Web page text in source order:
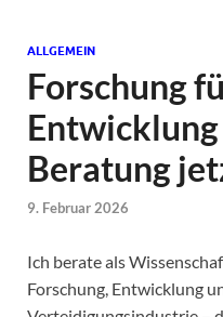
ALLGEMEIN
Forschung
Beratung
9. Februar 2026
Ich berate als
Forschung, Entwicklung